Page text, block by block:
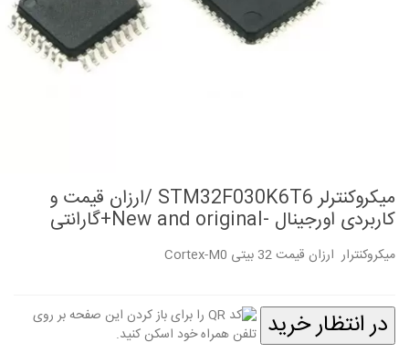
میکروکنترلر STM32F030K6T6 /ارزان قیمت و
کاربردی اورجینال -New and original+گارانتی
میکروکنترار ارزان قیمت 32 بیتی Cortex-M0
در انتظار خرید